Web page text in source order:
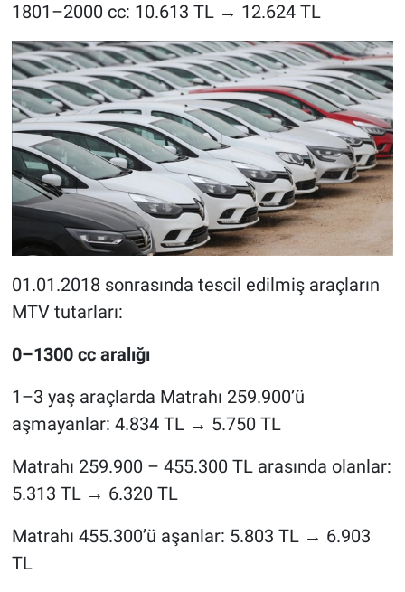
1801–2000 cc: 10.613 TL → 12.624 TL
01.01.2018 sonrasında tescil edilmiş araçların
MTV tutarları:
0–1300 cc aralığı
1–3 yaş araçlarda Matrahı 259.900’ü
aşmayanlar: 4.834 TL → 5.750 TL
Matrahı 259.900 – 455.300 TL arasında olanlar:
5.313 TL → 6.320 TL
Matrahı 455.300’ü aşanlar: 5.803 TL → 6.903
TL